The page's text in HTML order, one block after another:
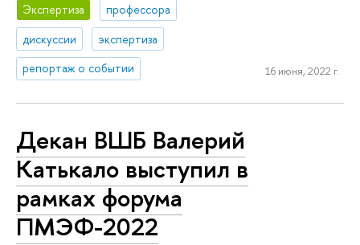
Экспертиза
профессора
дискуссии
экспертиза
репортаж о событии
16 июня, 2022 г.
Декан ВШБ Валерий
Катькало выступил в
рамках форума
ПМЭФ-2022